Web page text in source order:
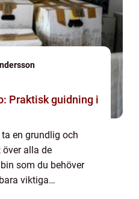
Praktisk guidning i
en grundlig och
alla de
som du behöver
viktiga